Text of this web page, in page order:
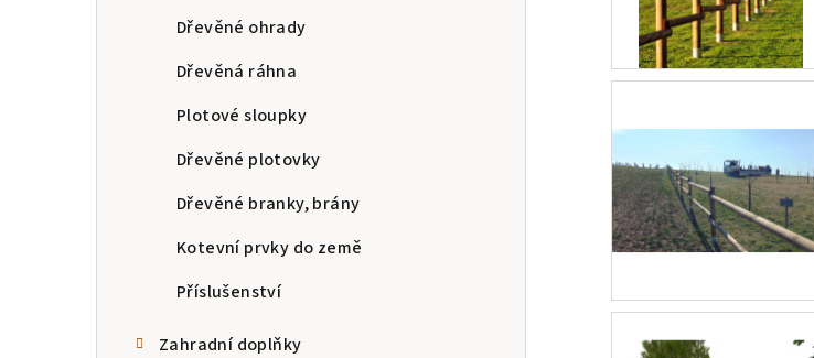
Dřevěné ohrady
Dřevěná ráhna
Plotové sloupky
Dřevěné plotovky
Dřevěné branky, brány
Kotevní prvky do země
Příslušenství
Zahradní doplňky